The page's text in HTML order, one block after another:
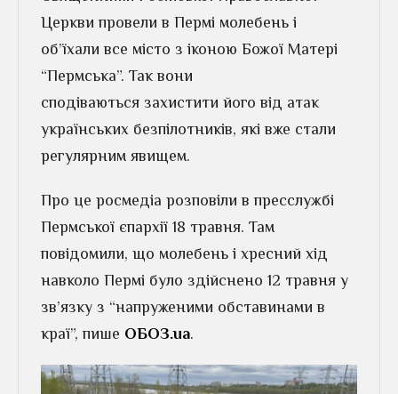
Церкви провели в Пермі молебень і
об’їхали все місто з іконою Божої Матері
“Пермська”. Так вони
сподіваються захистити його від атак
українських безпілотників, які вже стали
регулярним явищем.
Про це росмедіа розповіли в пресслужбі
Пермської єпархії 18 травня. Там
повідомили, що молебень і хресний хід
навколо Пермі було здійснено 12 травня у
зв’язку з “напруженими обставинами в
краї”, пише ОБОЗ.ua.